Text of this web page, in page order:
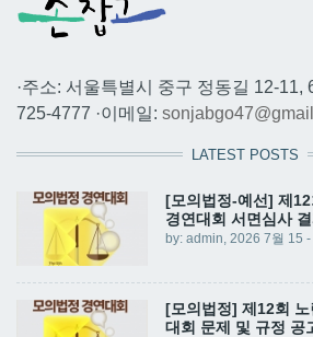
·주소: 서울특별시 중구 정동길 12-11,
725-4777 ·이메일:
LATEST POSTS
[모의법정-예선] 제
경연대회 서면심사
by: admin, 2026 7월 15
[모의법정] 제12회 노
대회 문제 및 규정 공